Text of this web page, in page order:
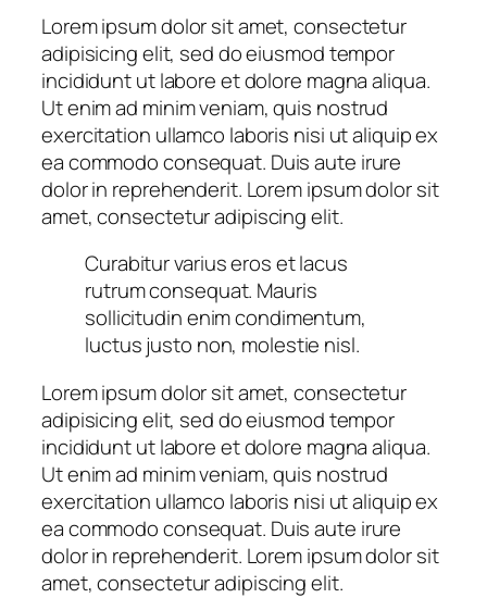
Lorem ipsum dolor sit amet, consectetur
adipisicing elit, sed do eiusmod tempor
incididunt ut labore et dolore magna aliqua.
Ut enim ad minim veniam, quis nostrud
exercitation ullamco laboris nisi ut aliquip ex
ea commodo consequat. Duis aute irure
dolor in reprehenderit. Lorem ipsum dolor sit
amet, consectetur adipiscing elit.
Curabitur varius eros et lacus
rutrum consequat. Mauris
sollicitudin enim condimentum,
luctus justo non, molestie nisl.
Lorem ipsum dolor sit amet, consectetur
adipisicing elit, sed do eiusmod tempor
incididunt ut labore et dolore magna aliqua.
Ut enim ad minim veniam, quis nostrud
exercitation ullamco laboris nisi ut aliquip ex
ea commodo consequat. Duis aute irure
dolor in reprehenderit. Lorem ipsum dolor sit
amet, consectetur adipiscing elit.